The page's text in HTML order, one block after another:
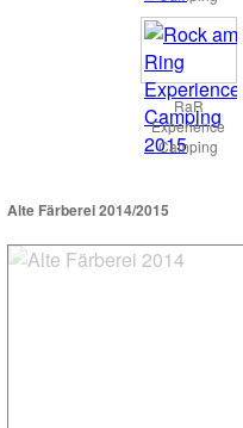
RaR
Experience
Camping
Alte Färberei 2014/2015